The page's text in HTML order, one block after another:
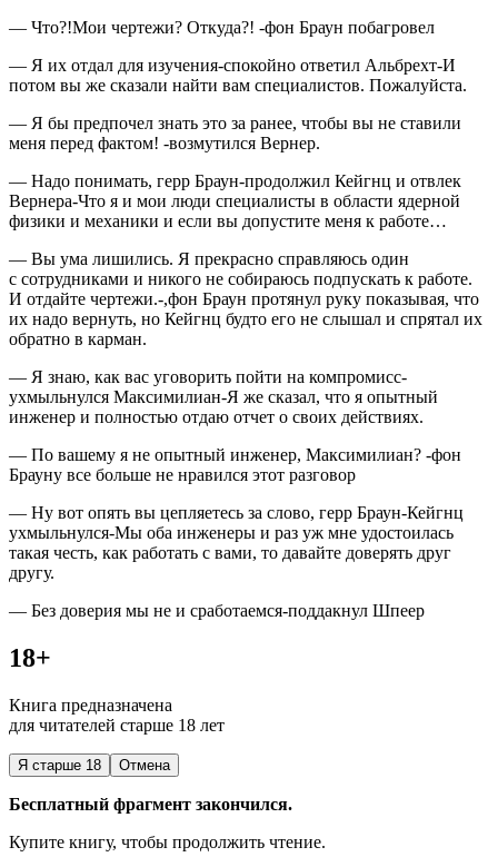
— Что?!Мои чертежи? Откуда?! -фон Браун побагровел
— Я их отдал для изучения-спокойно ответил Альбрехт-И
потом вы же сказали найти вам специалистов. Пожалуйста.
— Я бы предпочел знать это за ранее, чтобы вы не ставили
меня перед фактом! -возмутился Вернер.
— Надо понимать, герр Браун-продолжил Кейгнц и отвлек
Вернера-Что я и мои люди специалисты в области ядерной
физики и механики и если вы допустите меня к работе…
— Вы ума лишились. Я прекрасно справляюсь один
с сотрудниками и никого не собираюсь подпускать к работе.
И отдайте чертежи.-,фон Браун протянул руку показывая, что
их надо вернуть, но Кейгнц будто его не слышал и спрятал их
обратно в карман.
— Я знаю, как вас уговорить пойти на компромисс-
ухмыльнулся Максимилиан-Я же сказал, что я опытный
инженер и полностью отдаю отчет о своих действиях.
— По вашему я не опытный инженер, Максимилиан? -фон
Брауну все больше не нравился этот разговор
— Ну вот опять вы цепляетесь за слово, герр Браун-Кейгнц
ухмыльнулся-Мы оба инженеры и раз уж мне удостоилась
такая честь, как работать с вами, то давайте доверять друг
другу.
— Без доверия мы не и сработаемся-поддакнул Шпеер
18+
Книга предназначена
для читателей старше 18 лет
Я старше 18 Отмена
Бесплатный фрагмент закончился.
Купите книгу, чтобы продолжить чтение.